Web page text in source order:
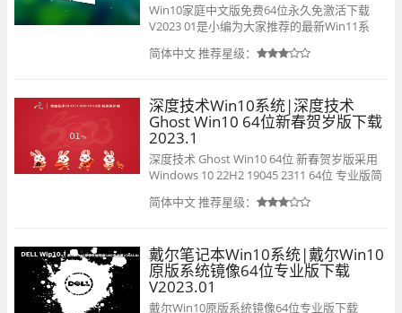
Win10家庭中文版免费64位永久免激活下载
V2023 01是小编为大家推荐的最新Win11系
本所存在的问题，集成大量运行库，有效满足
简体中文推荐星级：
深度技术Win10系统|深度技术
Ghost Win10 64位新春贺岁版下载
2023.1
深度技术 Ghost Win10 64位 新春贺岁版采用
Windows 10 22H2 19045 2311 64位 专业版简
SSD固态硬盘的4K对齐，离线制作，安全无
均无蓝屏现象。
简体中文推荐星级：
戴尔笔记本Win10系统|戴尔Win10
原版系统镜像64位专业版下载
V2023.01
戴尔Win10原版系统镜像64位专业版下载